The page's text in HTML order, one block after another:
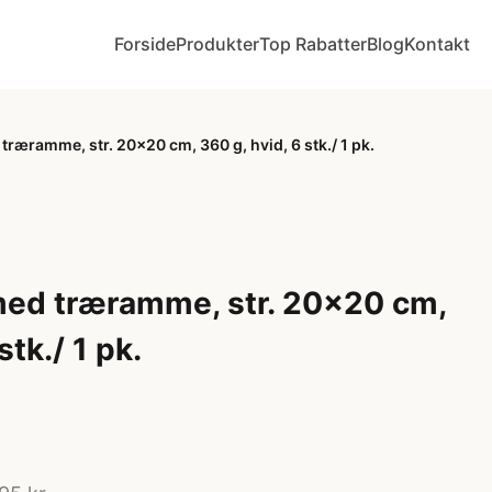
ForsideProdukterTop RabatterBlogKontakt
str. 20x20 cm, 360 g, hvid, 6 stk./ 1 pk.
træramme, str. 20x20 cm,
1 pk.